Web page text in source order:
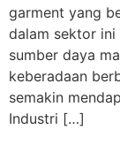
garment yang
dalam sektor
sumber daya
keberadaan
semakin
Industri […]